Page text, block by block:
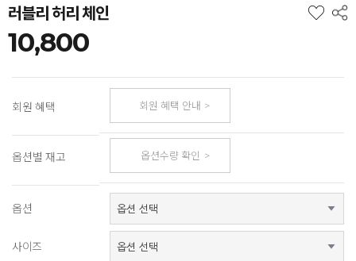
러블리 허리 체인
10,800
회원 혜택 회원 혜택 안내
옵션별 재고 옵션수량 확인
옵션
사이즈